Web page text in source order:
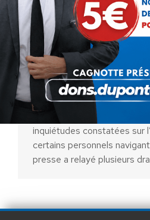
Navigants inquiets
sécurité…Et la nôtre
Actualités ParVéronique
10 mai 2024
Nous avions été alertés
Collectif Navigants Libres
inquiétudes constatées sur
certains personnels
presse a relayé plusieurs
LIBÉRER LA